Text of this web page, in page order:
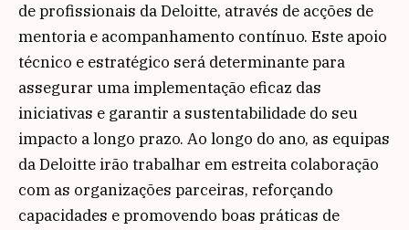
de profissionais da Deloitte, através de acções de
mentoria e acompanhamento contínuo. Este apoio
técnico e estratégico será determinante para
assegurar uma implementação eficaz das
iniciativas e garantir a sustentabilidade do seu
impacto a longo prazo. Ao longo do ano, as equipas
da Deloitte irão trabalhar em estreita colaboração
com as organizações parceiras, reforçando
capacidades e promovendo boas práticas de